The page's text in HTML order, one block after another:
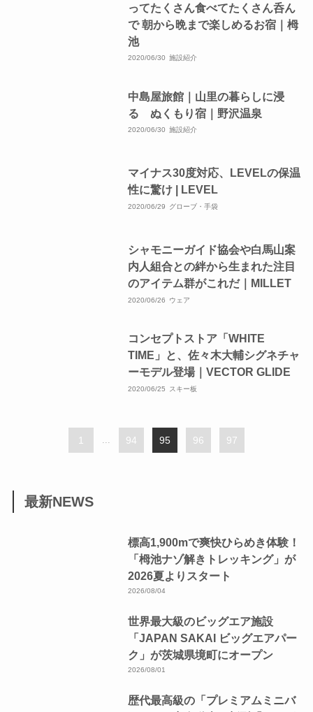
ってたくさん食べてたくさん呑ん
で 朝から晩まで楽しめるお宿｜栂
池
2020/06/30 施設紹介
中島屋旅館｜山里の暮らしに浸
る ぬくもり宿｜野沢温泉
2020/06/30 施設紹介
マイナス30度対応、LEVELの保温
性に驚け | LEVEL
2020/06/29 グローブ・手袋
シャモニーガイド協会や白馬山案
内人組合との絆から生まれた注目
のアイテム群がこれだ｜MILLET
2020/06/26 ウェア
コンセプトストア「WHITE
TIME」と、佐々木大輔シグネチャ
ーモデル登場｜VECTOR GLIDE
2020/06/25 スキー板
1 94 95 96 97
最新NEWS
標高1,900mで爽快ひらめき体験！
「栂池ナゾ解きトレッキング」が
2026夏よりスタート
2026/08/04
世界最大級のビッグエア施設
「JAPAN SAKAI ビッグエアパー
ク」が茨城県境町にオープン
2026/08/01
歴代最高級の「プレミアムミニバ